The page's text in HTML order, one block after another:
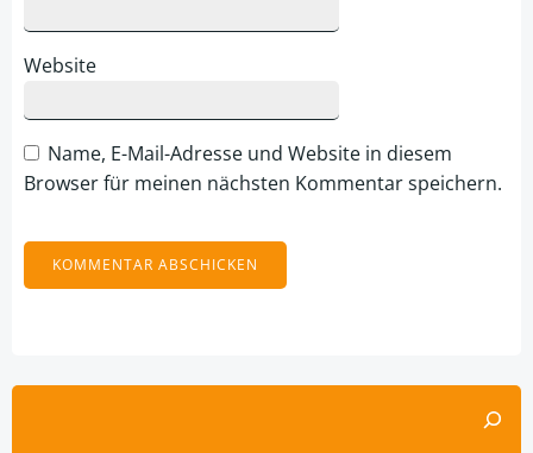
Website
Name, E-Mail-Adresse und Website in diesem
Browser für meinen nächsten Kommentar speichern.